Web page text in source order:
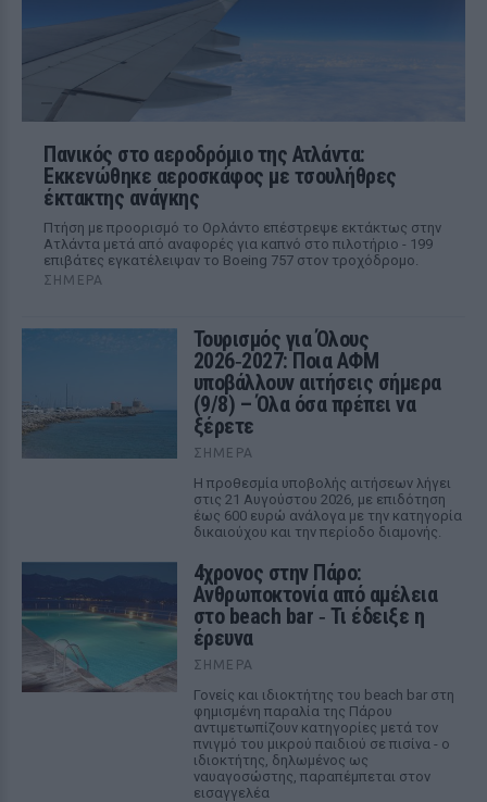
Πανικός στο αεροδρόμιο της Ατλάντα:
Εκκενώθηκε αεροσκάφος με τσουλήθρες
έκτακτης ανάγκης
Πτήση με προορισμό το Ορλάντο επέστρεψε εκτάκτως στην
Ατλάντα μετά από αναφορές για καπνό στο πιλοτήριο - 199
επιβάτες εγκατέλειψαν το Boeing 757 στον τροχόδρομο.
ΣΉΜΕΡΑ
Τουρισμός για Όλους
2026‑2027: Ποια ΑΦΜ
υποβάλλουν αιτήσεις σήμερα
(9/8) – Όλα όσα πρέπει να
ξέρετε
ΣΉΜΕΡΑ
Η προθεσμία υποβολής αιτήσεων λήγει
στις 21 Αυγούστου 2026, με επιδότηση
έως 600 ευρώ ανάλογα με την κατηγορία
δικαιούχου και την περίοδο διαμονής.
4χρονος στην Πάρο:
Ανθρωποκτονία από αμέλεια
στο beach bar ‑ Τι έδειξε η
έρευνα
ΣΉΜΕΡΑ
Γονείς και ιδιοκτήτης του beach bar στη
φημισμένη παραλία της Πάρου
αντιμετωπίζουν κατηγορίες μετά τον
πνιγμό του μικρού παιδιού σε πισίνα - ο
ιδιοκτήτης, δηλωμένος ως
ναυαγοσώστης, παραπέμπεται στον
εισαγγελέα